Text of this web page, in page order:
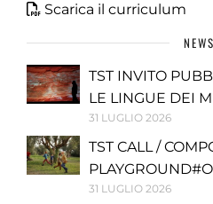
Scarica il curriculum
NEWS
TST INVITO
LE LINGUE DEI
31 LUGLIO 2026
TST CALL /
31 LUGLIO 2026